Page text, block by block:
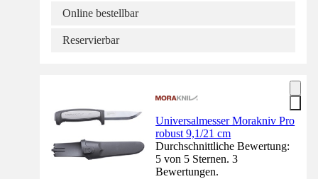
Online bestellbar
Reservierbar
Universalmesser Morakniv Pro
robust 9,1/21 cm
Durchschnittliche Bewertung:
5 von 5 Sternen. 3
Bewertungen.